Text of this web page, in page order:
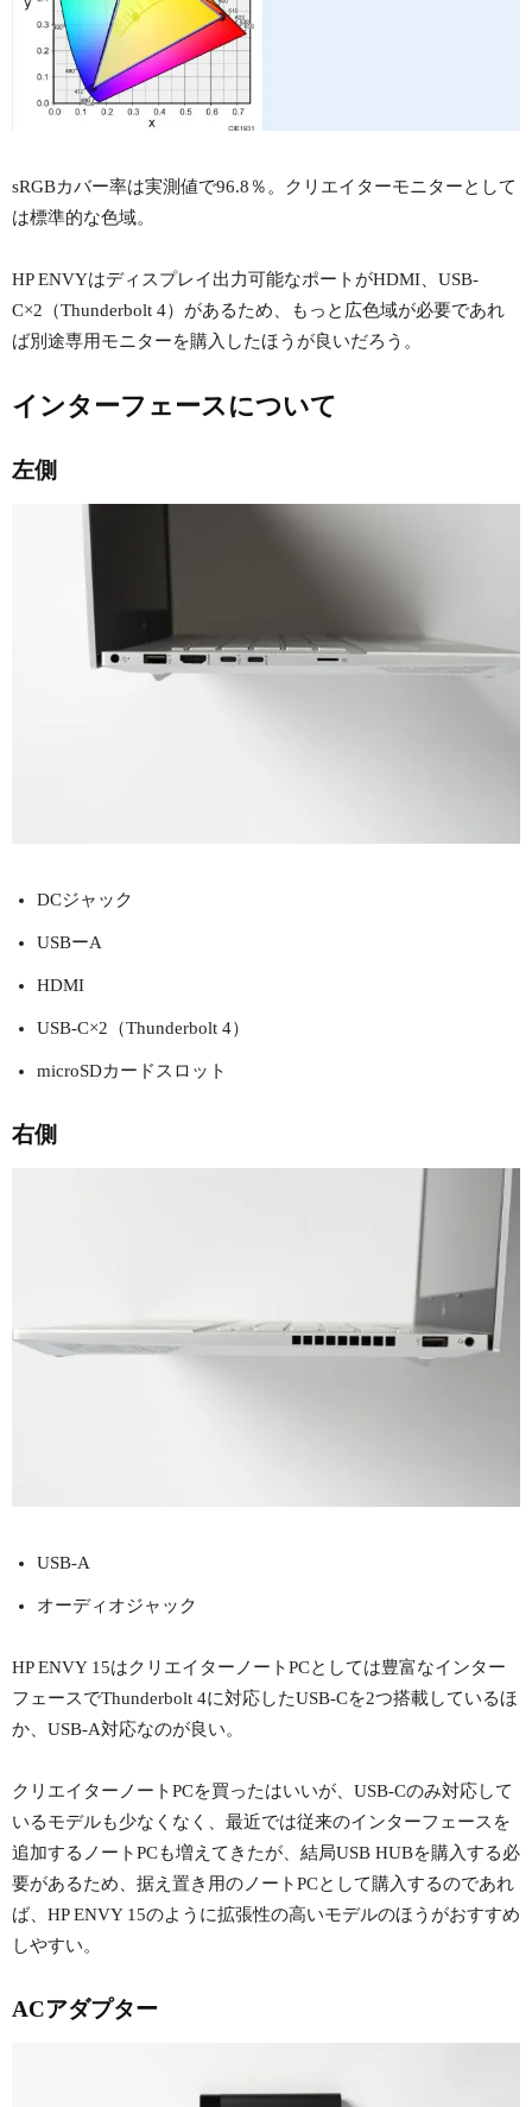
sRGBカバー率は実測値で96.8％。クリエイターモニターとして
は標準的な色域。
HP ENVYはディスプレイ出力可能なポートがHDMI、USB-
C×2（Thunderbolt 4）があるため、もっと広色域が必要であれ
ば別途専用モニターを購入したほうが良いだろう。
インターフェースについて
左側
DCジャック
USBーA
HDMI
USB-C×2（Thunderbolt 4）
microSDカードスロット
右側
USB-A
オーディオジャック
HP ENVY 15はクリエイターノートPCとしては豊富なインター
フェースでThunderbolt 4に対応したUSB-Cを2つ搭載しているほ
か、USB-A対応なのが良い。
クリエイターノートPCを買ったはいいが、USB-Cのみ対応して
いるモデルも少なくなく、最近では従来のインターフェースを
追加するノートPCも増えてきたが、結局USB HUBを購入する必
要があるため、据え置き用のノートPCとして購入するのであれ
ば、HP ENVY 15のように拡張性の高いモデルのほうがおすすめ
しやすい。
ACアダプター